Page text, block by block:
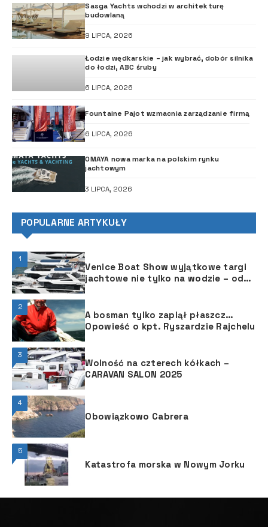
Sasga Yachts wchodzi w architekturę
budowlaną
9 LIPCA, 2026
Łodzie wędkarskie – jak wybrać, dobór silnika
do łodzi, ABC śruby
6 LIPCA, 2026
Fountaine Pajot wzmacnia zarządzanie firmą
6 LIPCA, 2026
OMAYA nowa marka na polskim rynku
jachtowym
3 LIPCA, 2026
POPULARNE ARTYKUŁY
1
Venice Boat Show wyjątkowe targi
jachtowe nie tylko na wodzie – od
2
A bosman tylko zapiął płaszcz…
Opowieść o kpt. Ryszardzie Rajchelu
3
Wolność na czterech kółkach –
CARAVAN SALON 2025
4
Obowiązkowo Cabrera
5
Katastrofa morska w Nowym Jorku